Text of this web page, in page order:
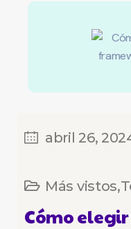
abril 26,
Más vistos,
Cómo